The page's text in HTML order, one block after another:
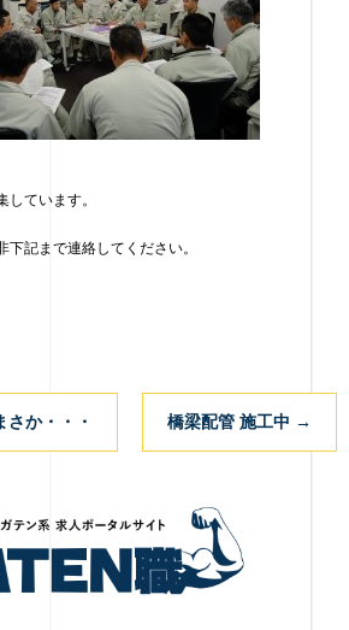
ています。
記まで連絡してください。
さか・・・ 橋梁配管 施工中 →